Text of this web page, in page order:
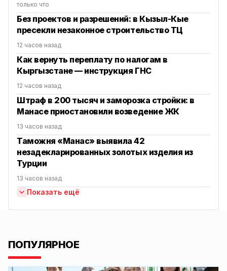
только что
Без проектов и разрешений: в Кызыл-Кые
пресекли незаконное строительство ТЦ
12 часов назад
Как вернуть переплату по налогам в
Кыргызстане — инструкция ГНС
12 часов назад
Штраф в 200 тысяч и заморозка стройки: в
Манасе приостановили возведение ЖК
13 часов назад
Таможня «Манас» выявила 42
незадекларированных золотых изделия из
Турции
13 часов назад
Показать ещё
ПОПУЛЯРНОЕ